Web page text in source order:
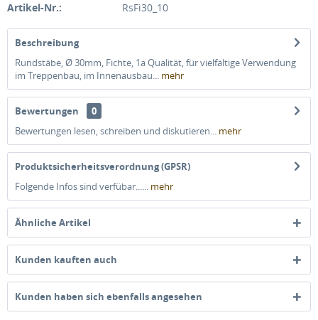
Artikel-Nr.: RsFi30_10
Beschreibung
Rundstäbe, Ø 30mm, Fichte, 1a Qualität, für vielfältige Verwendung
im Treppenbau, im Innenausbau... mehr
Bewertungen
0
Bewertungen lesen, schreiben und diskutieren... mehr
Produktsicherheitsverordnung (GPSR)
Folgende Infos sind verfübar...... mehr
Ähnliche Artikel
Kunden kauften auch
Kunden haben sich ebenfalls angesehen